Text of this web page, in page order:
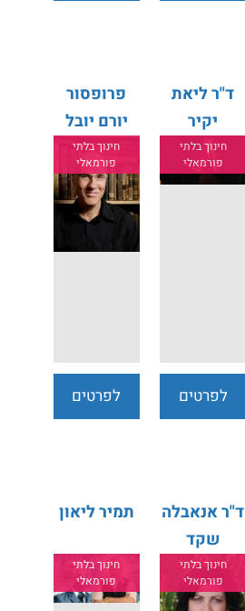
ד"ר ליאת
יקיר
חינוך בלתי
פורמאלי
לפרטים
פרופסור
יורם יובל
חינוך בלתי
פורמאלי
לפרטים
ד"ר אנאבלה
שקד
חינוך בלתי
פורמאלי
תמיר ליאון
חינוך בלתי
פורמאלי